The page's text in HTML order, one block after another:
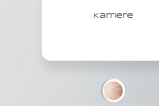
Karriere